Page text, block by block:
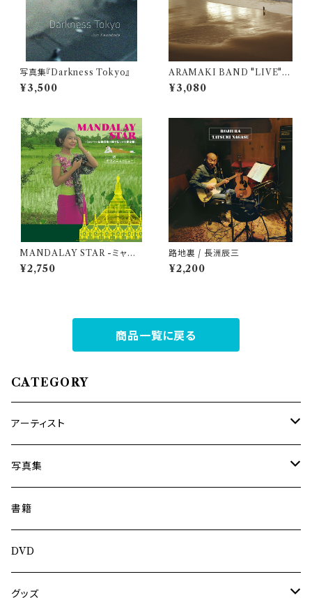
写真集『Darkness Tokyo』
¥3,500
ARAMAKI BAND "LIVE" C
HANGES III / ARAMAKI B
AND
¥3,080
MANDALAY STAR -ミャン
マー民族音楽の旅で見つけた黄
金郷- / ポウンニェッピュー
¥2,750
路地裏 / 長洲辰三
¥2,200
商品一覧に戻る
CATEGORY
アーティスト
内海利勝
南博
ASA-CHANG
Jun Kawabata
写真集
Jun Kawabata
旅の記憶
書籍
DVD
グッズ